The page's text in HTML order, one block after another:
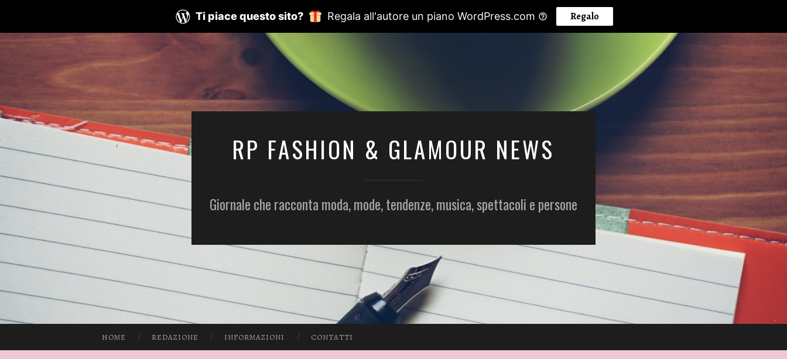
Ti piace questo sito? Regala all'autore un piano WordPress.com Regalo
RP FASHION & GLAMOUR NEWS
Giornale che racconta moda, mode, tendenze, musica, spettacoli e persone
HOME REDAZIONE INFORMAZIONI CONTATTI